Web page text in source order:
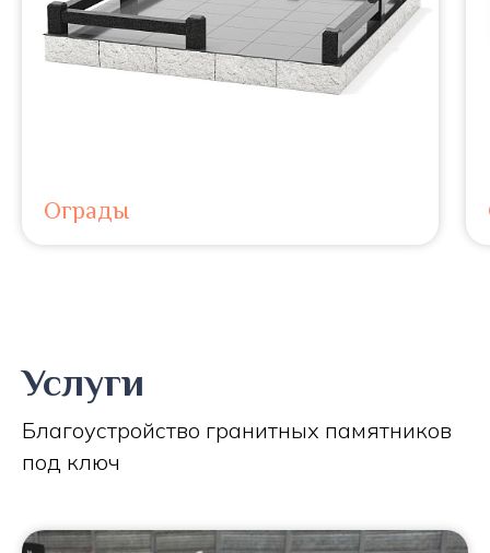
Ограды
Услуги
Благоустройство гранитных памятников
под ключ